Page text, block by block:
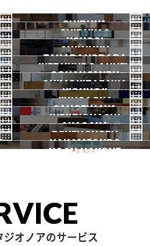
SHIBUYA
渋谷本店
SHIBUYA2
渋谷2号
YOYOGI
代々木
SHINJUKU
新宿
TAKADANOBABA
高田馬場
IKEBUKURO ANNEX
池袋ANNEX
OCHANOMIZU
御茶ノ水
SHIMOKITAZAWA
下北沢
KICHIJOJI
吉祥寺
JIYUGAOKA
自由が丘
SANGENJAYA
三軒茶屋
IKEJIRIOHASHI
池尻大橋
一時閉店中
AKASAKA
赤坂
DENENCHOFU
田園調布
NAKAMEGURO
NOAH HAKONE
オノアのサービス